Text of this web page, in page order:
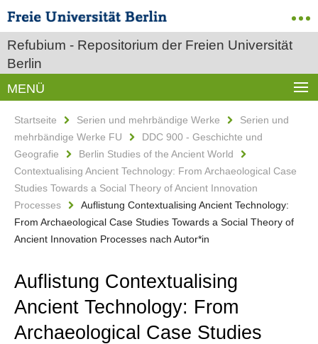
Refubium - Repositorium der Freien Universität
Berlin
MENÜ
Startseite Serien und mehrbändige Werke
Serien und
mehrbändige Werke FU
DDC 900 - Geschichte und
Geografie
Berlin Studies of the Ancient World
Contextualising Ancient Technology: From Archaeological Case
Studies Towards a Social Theory of Ancient Innovation
Processes
Auflistung Contextualising Ancient Technology:
From Archaeological Case Studies Towards a Social Theory of
Ancient Innovation Processes nach Autor*in
Auflistung Contextualising
Ancient Technology: From
Archaeological Case Studies